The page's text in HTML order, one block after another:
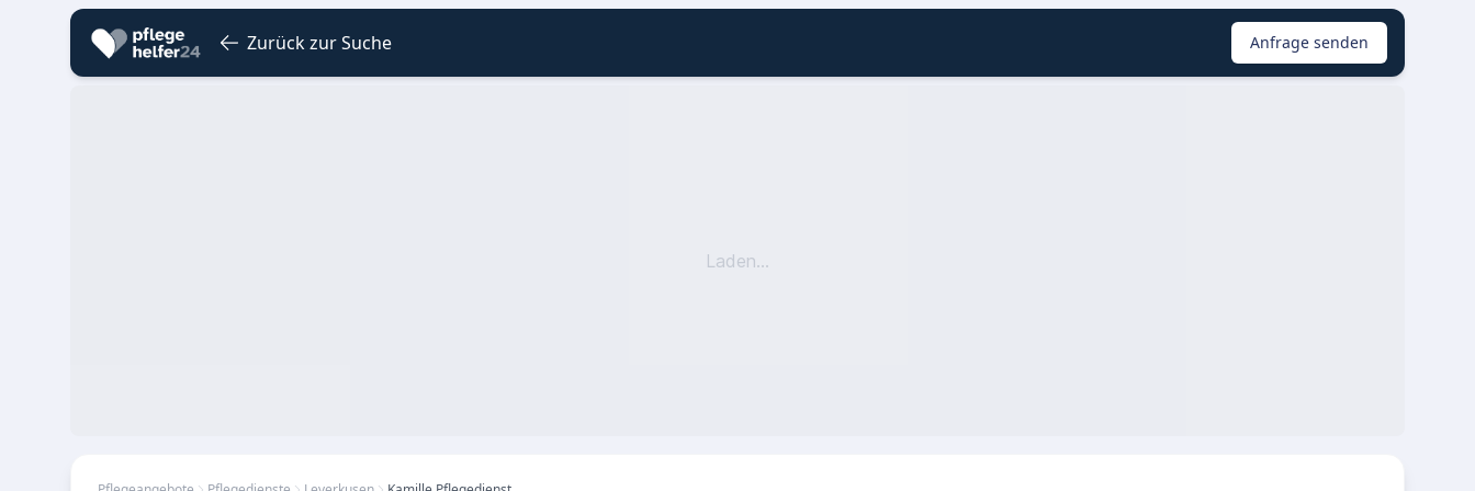
Zurück zur Suche Anfrage senden
Laden...